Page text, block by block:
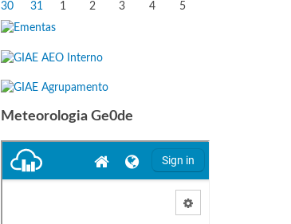
30
31 1 2 3 4 5
Meteorologia Ge0de